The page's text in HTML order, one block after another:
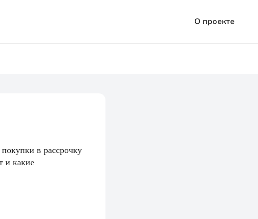
О проекте
в рассрочку
и какие